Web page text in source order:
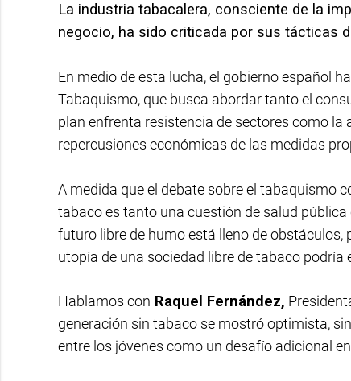
La industria tabacalera, consciente de la
negocio, ha sido criticada por sus tácticas
En medio de esta lucha, el gobierno español
Tabaquismo, que busca abordar tanto el
plan enfrenta resistencia de sectores como
repercusiones económicas de las medidas
A medida que el debate sobre el tabaquismo
tabaco es tanto una cuestión de salud
futuro libre de humo está lleno de
utopía de una sociedad libre de tabaco
Hablamos con Raquel Fernández,
generación sin tabaco se mostró optimista,
entre los jóvenes como un desafío adicional